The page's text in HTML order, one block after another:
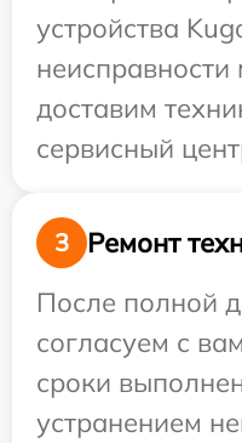
устройства
доставим
сервисный
3
Ремонт
После полной
согласуем с
сроки
устранением